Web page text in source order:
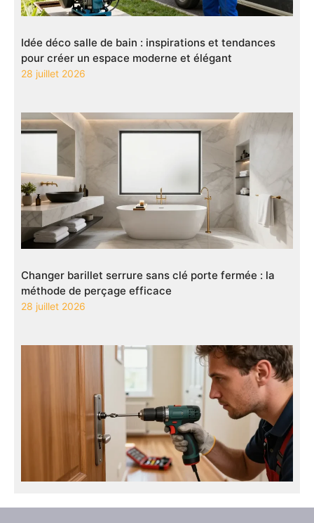
Idée déco salle de bain : inspirations et tendances
pour créer un espace moderne et élégant
28 juillet 2026
Changer barillet serrure sans clé porte fermée : la
méthode de perçage efficace
28 juillet 2026